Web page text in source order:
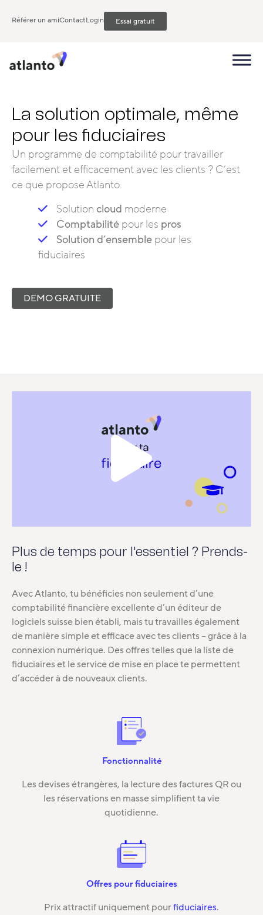
Référer un amiContactLogin Essai gratuit
La solution optimale, même
pour les fiduciaires
Un programme de comptabilité pour travailler
facilement et efficacement avec les clients ? C’est
ce que propose Atlanto.
Solution cloud moderne
Comptabilité pour les pros
Solution d’ensemble pour les
fiduciaires
DEMO GRATUITE
Plus de temps pour l'essentiel ? Prends-
le !
Avec Atlanto, tu bénéficies non seulement d’une
comptabilité financière excellente d’un éditeur de
logiciels suisse bien établi, mais tu travailles également
de manière simple et efficace avec tes clients – grâce à la
connexion numérique. Des offres telles que la liste de
fiduciaires et le service de mise en place te permettent
d’accéder à de nouveaux clients.
Fonctionnalité
Les devises étrangères, la lecture des factures QR ou
les réservations en masse simplifient ta vie
quotidienne.
Offres pour fiduciaires
Prix attractif uniquement pourfiduciaires.